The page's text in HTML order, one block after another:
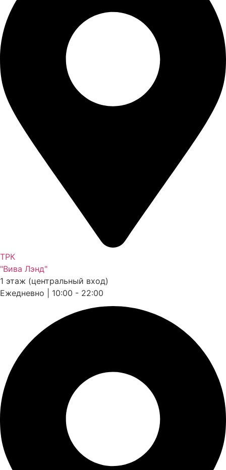
ТРК
"Вива Лэнд"
1 этаж (центральный вход)
Ежедневно | 10:00 - 22:00